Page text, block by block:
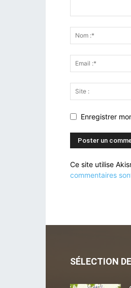
Enregistrer
Ce site utilise
commentaires
SÉLECTION